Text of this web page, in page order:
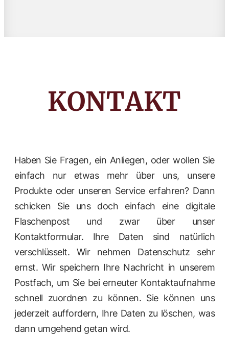
KONTAKT
Haben Sie Fragen, ein Anliegen, oder wollen Sie
einfach nur etwas mehr über uns, unsere
Produkte oder unseren Service erfahren? Dann
schicken Sie uns doch einfach eine digitale
Flaschenpost und zwar über unser
Kontaktformular. Ihre Daten sind natürlich
verschlüsselt. Wir nehmen Datenschutz sehr
ernst. Wir speichern Ihre Nachricht in unserem
Postfach, um Sie bei erneuter Kontaktaufnahme
schnell zuordnen zu können. Sie können uns
jederzeit auffordern, Ihre Daten zu löschen, was
dann umgehend getan wird.